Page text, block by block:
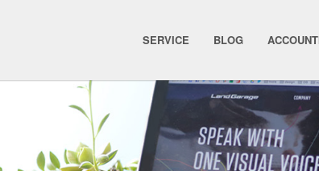
SERVICE BLOG